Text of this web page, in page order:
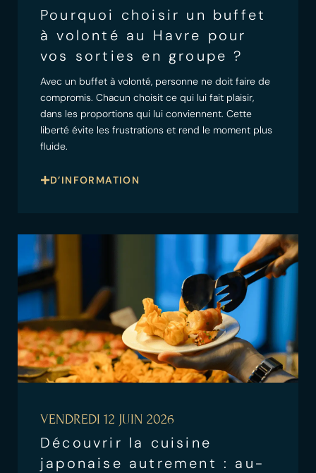
Pourquoi choisir un buffet
à volonté au Havre pour
vos sorties en groupe ?
Avec un buffet à volonté, personne ne doit faire de
compromis. Chacun choisit ce qui lui fait plaisir,
dans les proportions qui lui conviennent. Cette
liberté évite les frustrations et rend le moment plus
fluide.
D’INFORMATION
VENDREDI 12 JUIN 2026
Découvrir la cuisine
japonaise autrement : au-